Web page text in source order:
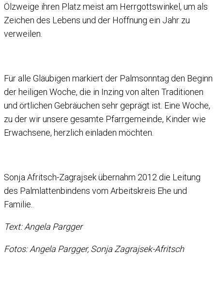
Ölzweige ihren Platz meist am Herrgottswinkel, um als
Zeichen des Lebens und der Hoffnung ein Jahr zu
verweilen.
Für alle Gläubigen markiert der Palmsonntag den Beginn
der heiligen Woche, die in Inzing von alten Traditionen
und örtlichen Gebräuchen sehr geprägt ist. Eine Woche,
zu der wir unsere gesamte Pfarrgemeinde, Kinder wie
Erwachsene, herzlich einladen möchten.
Sonja Afritsch-Zagrajsek übernahm 2012 die Leitung
des Palmlattenbindens vom Arbeitskreis Ehe und
Familie.
Text: Angela Pargger
Fotos: Angela Pargger, Sonja Zagrajsek-Afritsch